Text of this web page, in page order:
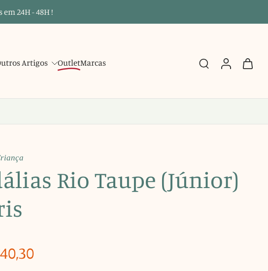
24H - 48H !
Artigos OutletMarcas
Rio Taupe (Júnior)